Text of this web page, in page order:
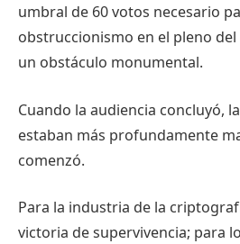
umbral de 60 votos necesario
obstruccionismo en el pleno
un obstáculo monumental.
Cuando la audiencia concluyó,
estaban más profundamente
comenzó.
Para la industria de la
victoria de supervivencia; para